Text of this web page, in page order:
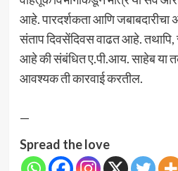
आहे. पारदर्शकता आणि जबाबदारीचा
संताप दिवसेंदिवस वाढत आहे. तथापि,
आहे की संबंधित ए.पी.आय. साहेब या
आवश्यक ती कारवाई करतील.
—
Spread the love